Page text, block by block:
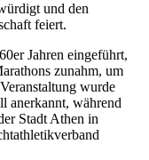
und den
feiert.
Jahren eingeführt,
zunahm, um
wurde
anerkannt, während
Stadt Athen in